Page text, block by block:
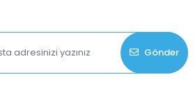
Gönder